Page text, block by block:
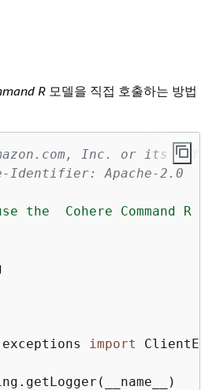
R 모델을 직접 호출하는 방법
Inc. or its
Identifier: Apache-2.0
the  Cohere Command R
import